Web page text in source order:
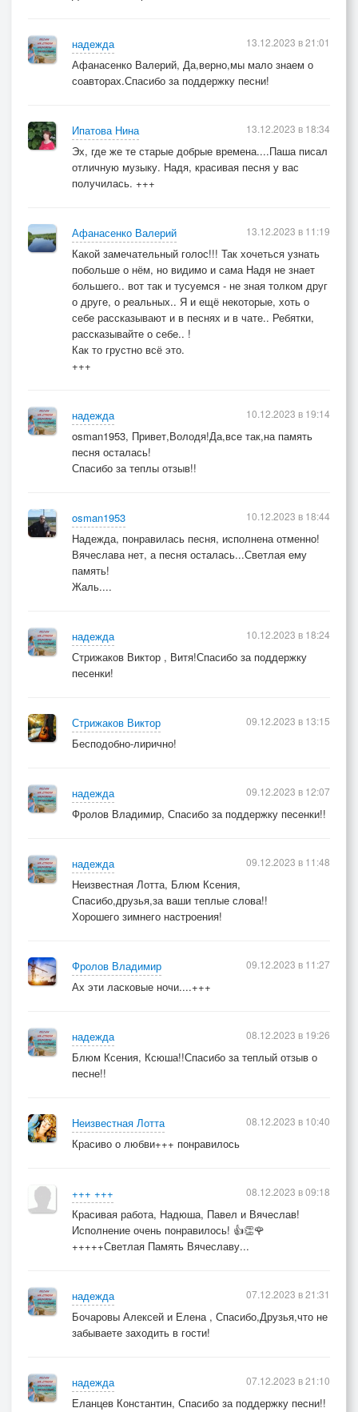
надежда
Афанасенко Валерий, Да,верно,мы мало знаем о
соавторах.Спасибо за поддержку песни!
13.12.2023 в 21:01
Ипатова Нина
Эх, где же те старые добрые времена....Паша писал
отличную музыку. Надя, красивая песня у вас
получилась. +++
13.12.2023 в 18:34
Афанасенко Валерий
Какой замечательный голос!!! Так хочеться узнать
побольше о нём, но видимо и сама Надя не знает
большего.. вот так и тусуемся - не зная толком друг
о друге, о реальных.. Я и ещё некоторые, хоть о
себе рассказывают и в песнях и в чате.. Ребятки,
рассказывайте о себе.. !
Как то грустно всё это.
+++
13.12.2023 в 11:19
надежда
osman1953, Привет,Володя!Да,все так,на память
песня осталась!
Спасибо за теплы отзыв!!
10.12.2023 в 19:14
osman1953
Надежда, понравилась песня, исполнена отменно!
Вячеслава нет, а песня осталась...Светлая ему
память!
Жаль....
10.12.2023 в 18:44
надежда
Стрижаков Виктор , Витя!Спасибо за поддержку
песенки!
10.12.2023 в 18:24
Стрижаков Виктор
Бесподобно-лирично!
09.12.2023 в 13:15
надежда
Фролов Владимир, Спасибо за поддержку песенки!!
09.12.2023 в 12:07
надежда
Неизвестная Лотта, Блюм Ксения,
Спасибо,друзья,за ваши теплые слова!!
Хорошего зимнего настроения!
09.12.2023 в 11:48
Фролов Владимир
Ах эти ласковые ночи....+++
09.12.2023 в 11:27
надежда
Блюм Ксения, Ксюша!!Спасибо за теплый отзыв о
песне!!
08.12.2023 в 19:26
Неизвестная Лотта
Красиво о любви+++ понравилось
08.12.2023 в 10:40
+++ +++
Красивая работа, Надюша, Павел и Вячеслав!
Исполнение очень понравилось! 👍👏🌹
+++++Светлая Память Вячеславу...
08.12.2023 в 09:18
надежда
Бочаровы Алексей и Елена , Спасибо,Друзья,что не
забываете заходить в гости!
07.12.2023 в 21:31
надежда
Еланцев Константин, Спасибо за поддержку песни!!
07.12.2023 в 21:10